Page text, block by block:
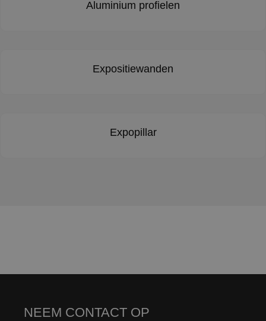
Aluminium profielen
Expositiewanden
Expopillar
NEEM CONTACT OP